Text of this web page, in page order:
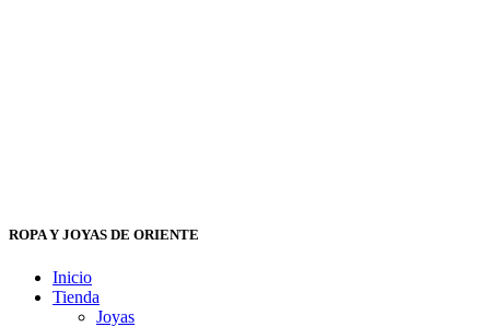
ROPA Y JOYAS DE ORIENTE
Inicio
Tienda
Joyas